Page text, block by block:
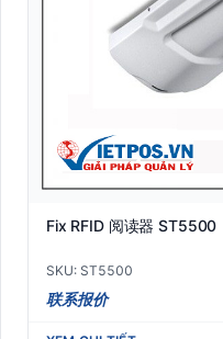
Fix RFID 阅读器 ST5500
SKU: ST5500
联系报价